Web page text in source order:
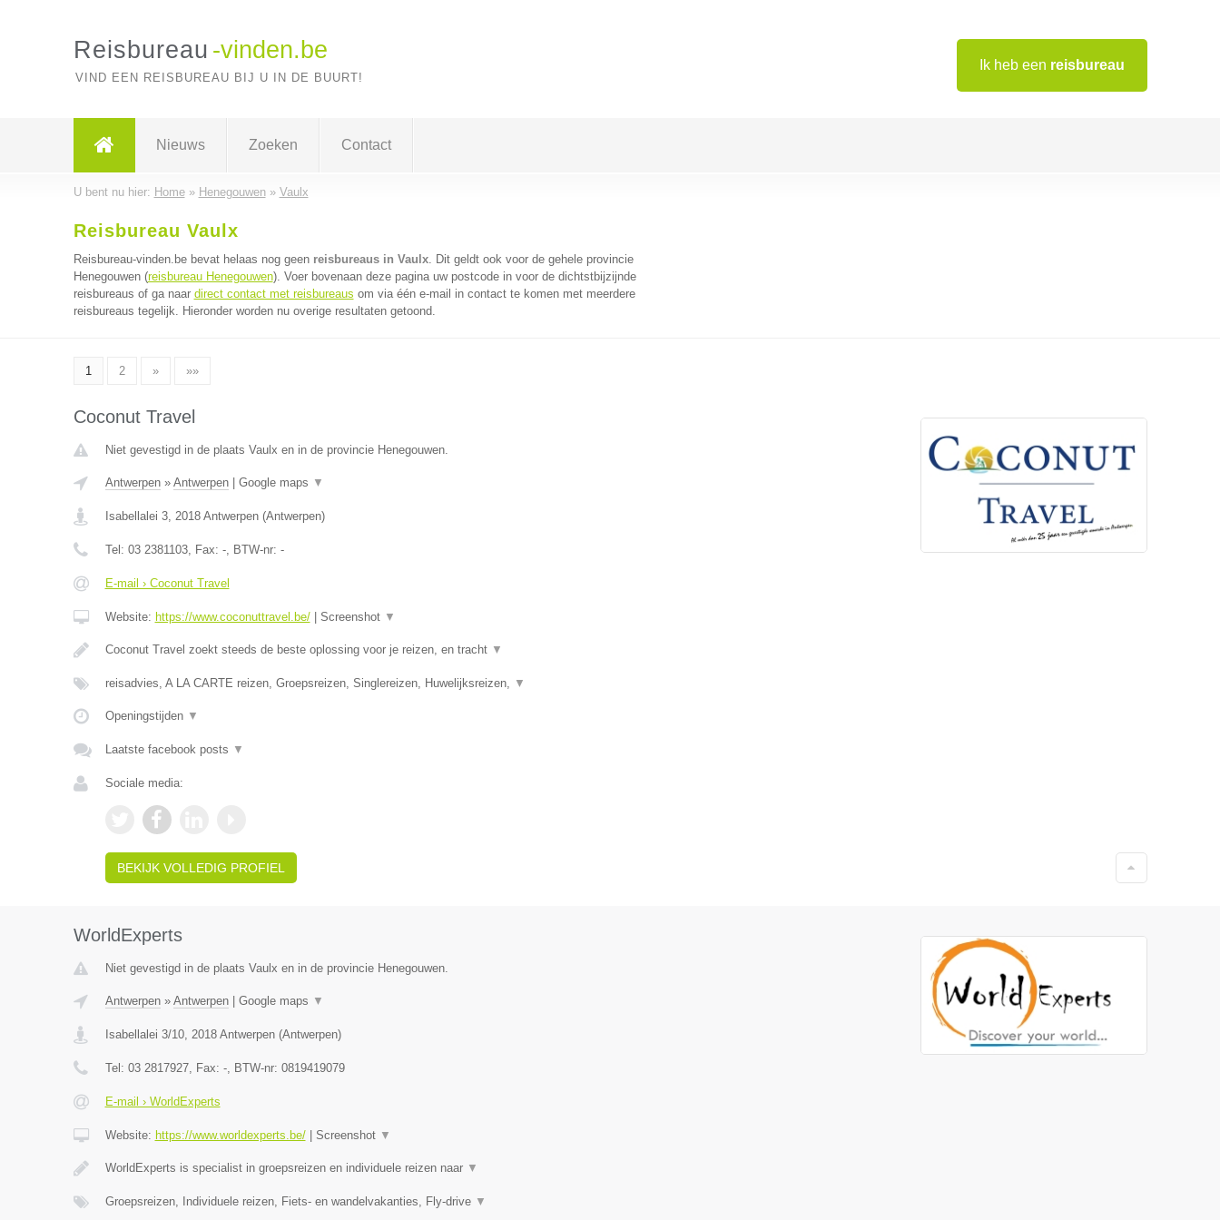
Ik heb een reisbureau
Reisbureau -vinden.be
VIND EEN REISBUREAU BIJ U IN DE BUURT!
Nieuws Zoeken Contact
U bent nu hier: Home» Henegouwen» Vaulx
Reisbureau Vaulx
Reisbureau-vinden.be bevat helaas nog geen reisbureaus in Vaulx. Dit geldt ook voor de gehele provincie
Henegouwen (reisbureau Henegouwen). Voer bovenaan deze pagina uw postcode in voor de dichtstbijzijnde
reisbureaus of ga naar direct contact met reisbureaus om via één e-mail in contact te komen met meerdere
reisbureaus tegelijk. Hieronder worden nu overige resultaten getoond.
1 2 » »»
Coconut Travel
Niet gevestigd in de plaats Vaulx en in de provincie Henegouwen.
Antwerpen» Antwerpen| Google maps ▼
Isabellalei 3, 2018 Antwerpen(Antwerpen)
Tel: 03 2381103, Fax: -, BTW-nr: -
E-mail › Coconut Travel
Website: https://www.coconuttravel.be/| Screenshot ▼
Coconut Travel zoekt steeds de beste oplossing voor je reizen, en tracht ▼
reisadvies, A LA CARTE reizen, Groepsreizen, Singlereizen, Huwelijksreizen, ▼
Openingstijden ▼
Laatste facebook posts ▼
Sociale media:
BEKIJK VOLLEDIG PROFIEL
WorldExperts
Niet gevestigd in de plaats Vaulx en in de provincie Henegouwen.
Antwerpen» Antwerpen| Google maps ▼
Isabellalei 3/10, 2018 Antwerpen(Antwerpen)
Tel: 03 2817927, Fax: -, BTW-nr: 0819419079
E-mail › WorldExperts
Website: https://www.worldexperts.be/| Screenshot ▼
WorldExperts is specialist in groepsreizen en individuele reizen naar ▼
Groepsreizen, Individuele reizen, Fiets- en wandelvakanties, Fly-drive ▼